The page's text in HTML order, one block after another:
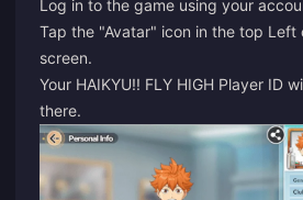
Log in to the game using your
Tap the "Avatar" icon in the top Left
screen.
Your HAIKYU!! FLY HIGH Player ID
there.